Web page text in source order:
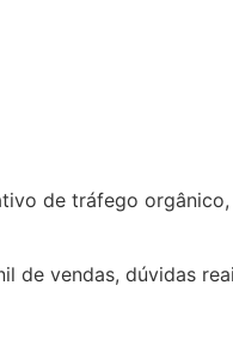
de tráfego
de vendas, dúvidas